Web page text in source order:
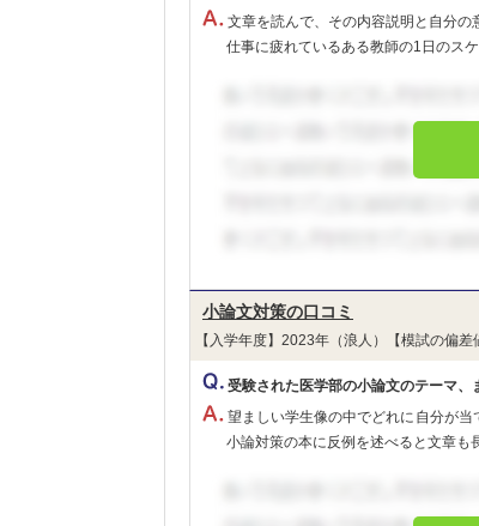
文章を読んで、その内容説明と自分の
仕事に疲れているある教師の1日のス
小論文対策の口コミ
【入学年度】2023年（浪人）【模試の偏
受験された医学部の小論文のテーマ、
望ましい学生像の中でどれに自分が当
小論対策の本に反例を述べると文章も